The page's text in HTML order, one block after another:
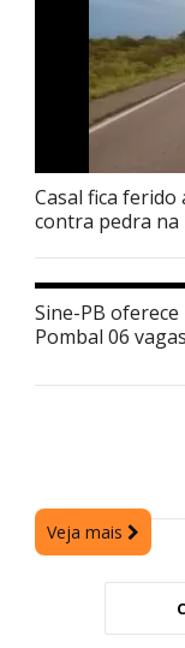
Casal fica
contra pedra na
Sine-PB
Pombal 06
Veja mais